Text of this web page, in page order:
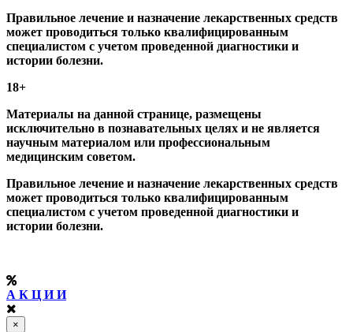
Правильное лечение и назначение лекарственных средств
может проводиться только квалифицированным
специалистом с учетом проведенной диагностики и
истории болезни.
18+
Материалы на данной странице, размещены
исключительно в познавательных целях и не является
научным материалом или профессиональным
медицинским советом.
Правильное лечение и назначение лекарственных средств
может проводиться только квалифицированным
специалистом с учетом проведенной диагностики и
истории болезни.
А К Ц И И
×